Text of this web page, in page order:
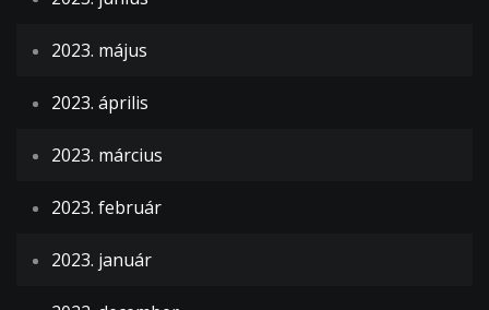
2023. május
2023. április
2023. március
2023. február
2023. január